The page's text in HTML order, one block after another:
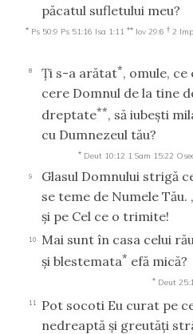
păcatul sufletului meu?
* Ps 50:9 Ps 51:16 Isa 1:11 ** Iov 29:6 † 2
8 Ţi s-a arătat*, omule, ce
cere Domnul de la tine
dreptate**, să iubeşti
cu Dumnezeul tău?
* Deut 10:12 1 Sam 15:22
9
Glasul Domnului strigă
se teme de Numele Tău.
şi pe Cel ce o trimite!
10
Mai sunt în casa celui
şi blestemata* efă mică?
* Deut
11 Pot socoti Eu curat pe
nedreaptă şi greutăţi